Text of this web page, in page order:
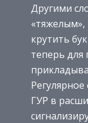
Другими
крутить
теперь
ГУР в